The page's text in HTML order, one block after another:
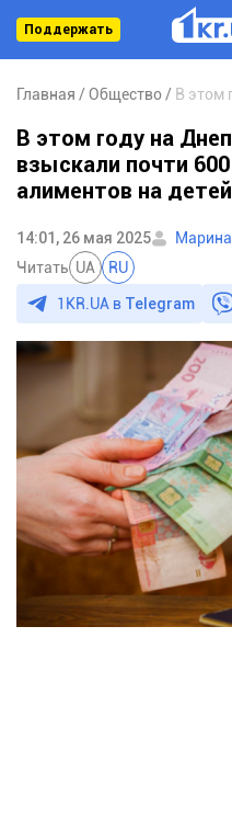
Поддержать
Главная Общество
В этом году на
взыскали почти
алиментов на детей
14:01, 26 мая 2025
Читать UA RU
1KR.UA в Telegram